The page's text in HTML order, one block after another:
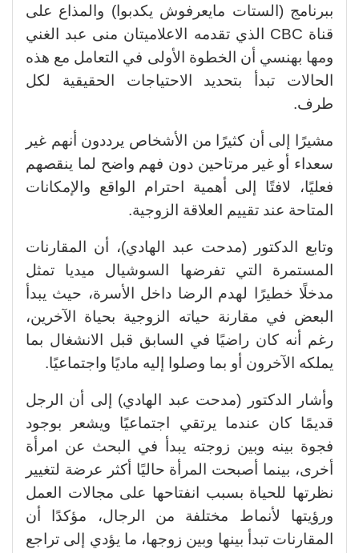
ببرنامج (الستات مايعرفوش يكدبوا) والمذاع على
قناة CBC الذي تقدمه الاعلاميتان منى عبد الغني
ومها بهنسي أن الخطوة الأولى في التعامل مع هذه
الحالات تبدأ بتحديد الاحتياجات الحقيقية لكل
طرف.
مشيرًا إلى أن كثيرًا من الأشخاص يرددون أنهم غير
سعداء أو غير مرتاحين دون فهم واضح لما ينقصهم
فعليًا، لافتًا إلى أهمية احترام الواقع والإمكانات
المتاحة عند تقييم العلاقة الزوجية.
وتابع الدكتور (مدحت عبد الهادي)، أن المقارنات
المستمرة التي تفرضها السوشيال ميديا تمثل
مدخلًا خطيرًا لهدم الرضا داخل الأسرة، حيث يبدأ
البعض في مقارنة حياته الزوجية بحياة الآخرين،
رغم أنه كان راضيًا في السابق قبل الانشغال بما
يملكه الآخرون أو بما وصلوا إليه ماديًا واجتماعيًا.
وأشار الدكتور (مدحت عبد الهادي) إلى أن الرجل
قديمًا كان عندما يرتقي اجتماعيًا ويشعر بوجود
فجوة بينه وبين زوجته يبدأ في البحث عن امرأة
أخرى، بينما أصبحت المرأة حاليًا أكثر عرضة لتغيير
نظرتها للحياة بسبب انفتاحها على مجالات العمل
ورؤيتها لأنماط مختلفة من الرجال، مؤكدًا أن
المقارنات تبدأ بينها وبين زوجها، ما يؤدي إلى تراجع